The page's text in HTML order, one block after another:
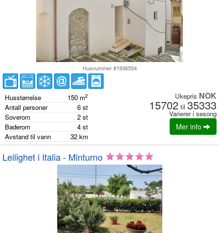
Husnummer #1936554
Husstørrelse 150 m2
Antall personer 6 st
Soverom
2 st
Baderom
4 st
Avstand til vann
32 km
Ukepris NOK
15702 til 35333
Varierer i sesong
Mer info
Leilighet i Italia - Minturno